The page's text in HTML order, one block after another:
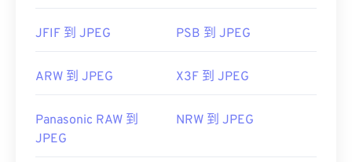
JFIF 到 JPEG PSB 到 JPEG
ARW 到 JPEG X3F 到 JPEG
Panasonic RAW 到
JPEG
NRW 到 JPEG